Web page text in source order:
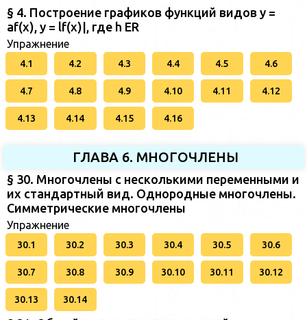
§ 4. Построение графиков функций видов у =
af(x), у = lf(x)|, где h ER
Упражнение
4.1 4.2 4.3 4.4 4.5 4.6
4.7 4.8 4.9 4.10 4.11 4.12
4.13 4.14 4.15 4.16
ГЛАВА 6. МНОГОЧЛЕНЫ
§ 30. Многочлены с несколькими переменными и
их стандартный вид. Однородные многочлены.
Симметрические многочлены
Упражнение
30.1 30.2 30.3 30.4 30.5 30.6
30.7 30.8 30.9 30.10 30.11 30.12
30.13 30.14